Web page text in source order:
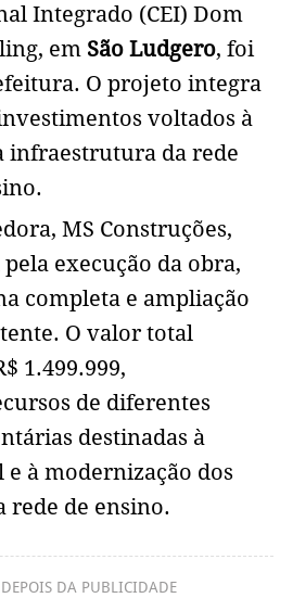
Integrado (CEI) Dom
emSão Ludgero, foi
O projeto integra
voltados à
infraestrutura da rede
MS Construções,
execução da obra,
completa e ampliação
O valor total
1.499.999,
de diferentes
destinadas à
à modernização dos
rede de ensino.
DA PUBLICIDADE